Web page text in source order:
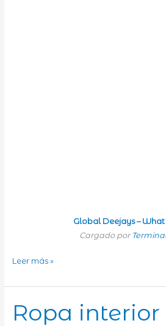
Global Deejays –
Cargado por
Vacaciones
Leer más »
Ropa interior